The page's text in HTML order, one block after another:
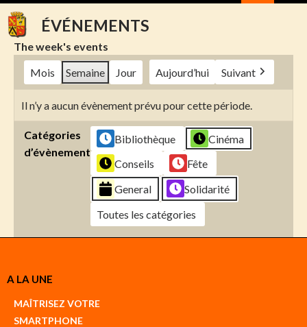
TO
CONTENTÉVÉNEMENTS
The week's events
Mois
Semaine Jour Aujourd’hui Suivant
Il n’y a aucun évènement prévu pour cette période.
Catégories
d’évènement
Bibliothèque
Cinéma
Conseils
Fête
General
Solidarité
Toutes les catégories
Créer
compte
A LA UNE
MAÎTRISEZ VOTRE
SMARTPHONE